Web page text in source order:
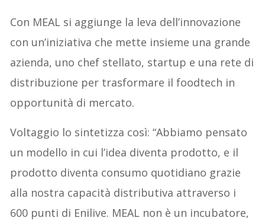
Con MEAL si aggiunge la leva dell’innovazione
con un’iniziativa che mette insieme una grande
azienda, uno chef stellato, startup e una rete di
distribuzione per trasformare il foodtech in
opportunità di mercato.
Voltaggio lo sintetizza così: “Abbiamo pensato
un modello in cui l’idea diventa prodotto, e il
prodotto diventa consumo quotidiano grazie
alla nostra capacità distributiva attraverso i
600 punti di Enilive. MEAL non è un incubatore,